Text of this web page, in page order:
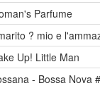
Parfume
? mio e
Up! Little Man
- Bossa Nova